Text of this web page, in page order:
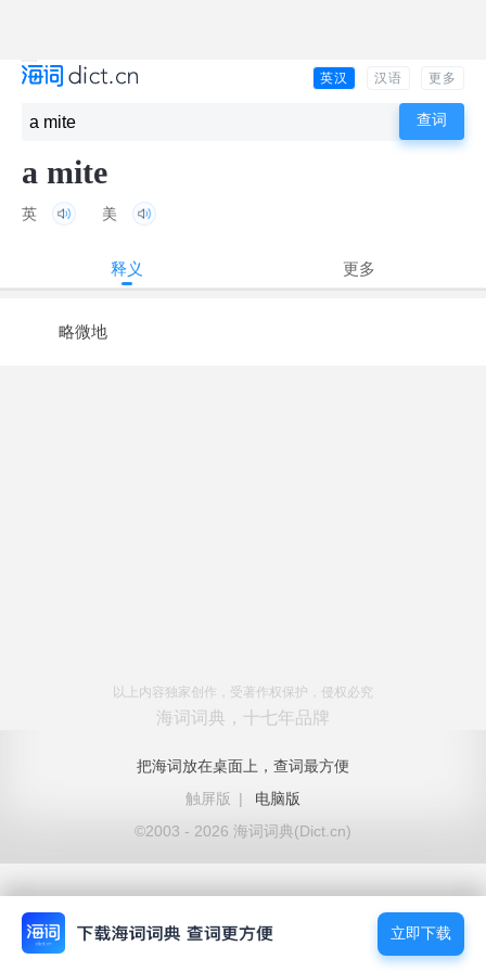
英汉 汉语 更多
a mite
英 美
释义 更多
略微地
以上内容独家创作，受著作权保护，侵权必究
海词词典，十七年品牌
把海词放在桌面上，查词最方便
触屏版
|
电脑版
©2003 - 2026 海词词典(Dict.cn)
立即下载
立即下载